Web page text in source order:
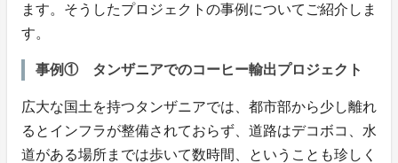
ます。そうしたプロジェクトの事例についてご紹介しま
す。
事例① タンザニアでのコーヒー輸出プロジェクト
広大な国土を持つタンザニアでは、都市部から少し離れ
るとインフラが整備されておらず、道路はデコボコ、水
道がある場所までは歩いて数時間、ということも珍しく